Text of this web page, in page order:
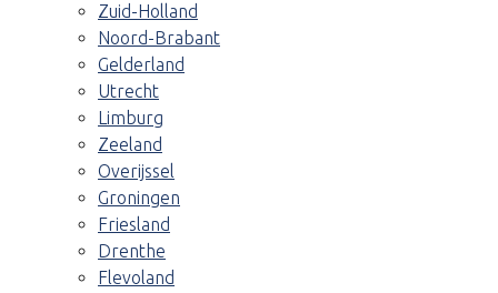
Zuid-Holland
Noord-Brabant
Gelderland
Utrecht
Limburg
Zeeland
Overijssel
Groningen
Friesland
Drenthe
Flevoland